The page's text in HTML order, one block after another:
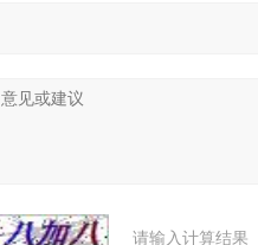
请输入计算结果